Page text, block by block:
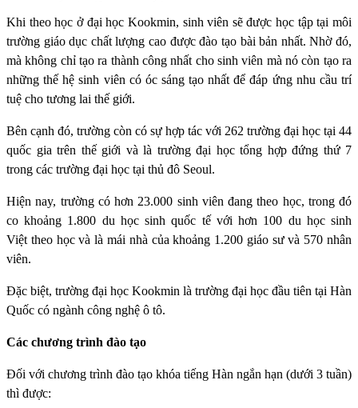
Khi theo học ở đại học Kookmin, sinh viên sẽ được học tập tại môi
trường giáo dục chất lượng cao được đào tạo bài bản nhất. Nhờ đó,
mà không chỉ tạo ra thành công nhất cho sinh viên mà nó còn tạo ra
những thế hệ sinh viên có óc sáng tạo nhất để đáp ứng nhu cầu trí
tuệ cho tương lai thế giới.
Bên cạnh đó, trường còn có sự hợp tác với 262 trường đại học tại 44
quốc gia trên thế giới và là trường đại học tổng hợp đứng thứ 7
trong các trường đại học tại thủ đô Seoul.
Hiện nay, trường có hơn 23.000 sinh viên đang theo học, trong đó
co khoảng 1.800 du học sinh quốc tế với hơn 100 du học sinh
Việt theo học và là mái nhà của khoảng 1.200 giáo sư và 570 nhân
viên.
Đặc biệt, trường đại học Kookmin là trường đại học đầu tiên tại Hàn
Quốc có ngành công nghệ ô tô.
Các chương trình đào tạo
Đối với chương trình đào tạo khóa tiếng Hàn ngắn hạn (dưới 3 tuần)
thì được: